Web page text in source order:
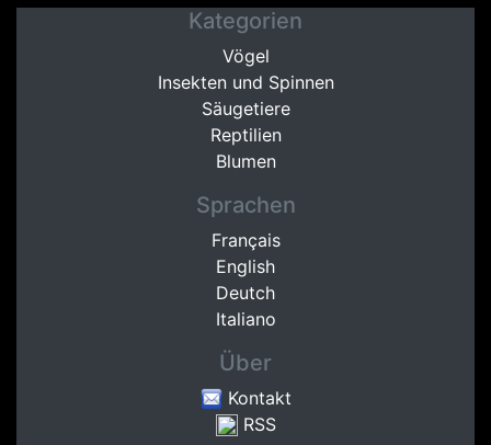
Kategorien
Vögel
Insekten und Spinnen
Säugetiere
Reptilien
Blumen
Sprachen
Français
English
Deutch
Italiano
Über
Kontakt
RSS